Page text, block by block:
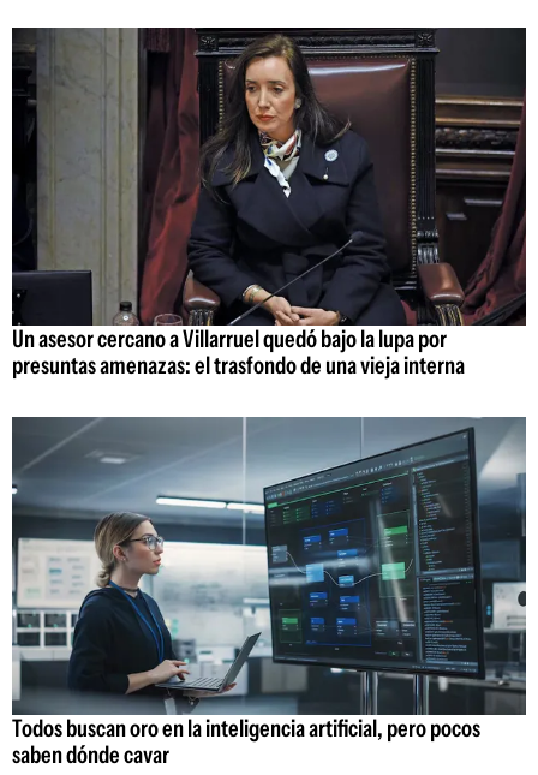
Un asesor cercano a Villarruel quedó bajo la lupa por
presuntas amenazas: el trasfondo de una vieja interna
Todos buscan oro en la inteligencia artificial, pero pocos
saben dónde cavar